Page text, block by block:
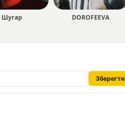
Шугар DOROFEEVA
Зберегти